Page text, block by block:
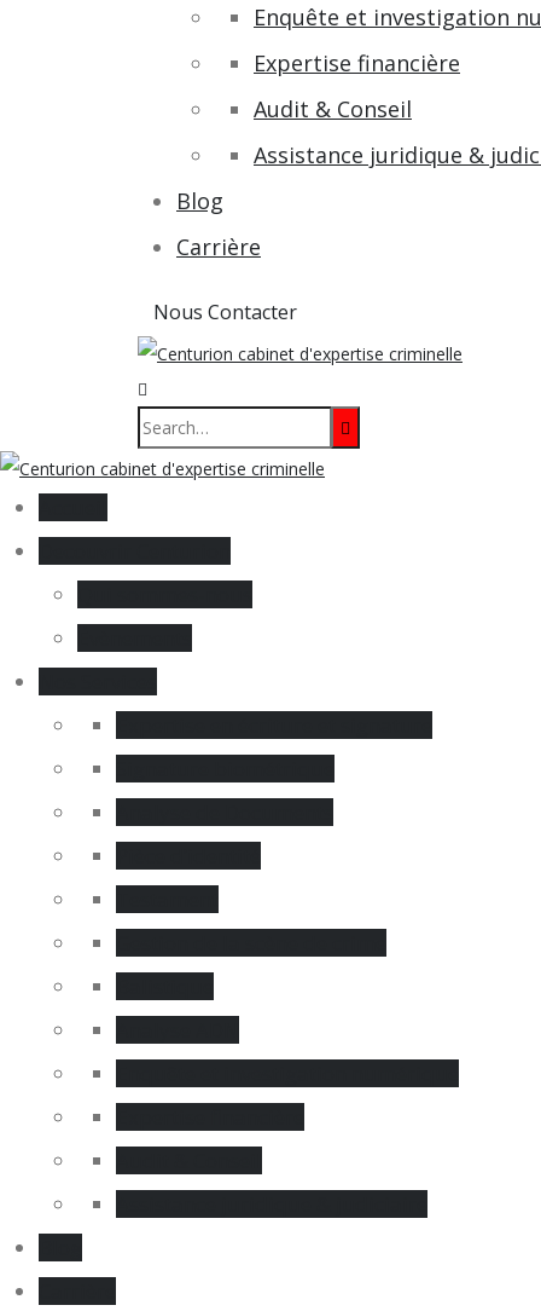
Enquête et investigation
Expertise financière
Audit & Conseil
Assistance juridique &
Blog
Carrière
Nous Contacter